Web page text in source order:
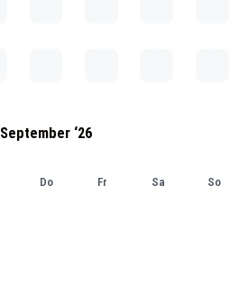
September ‘26
Do Fr Sa So